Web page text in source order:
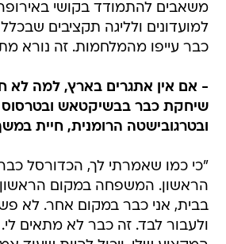
משאבים להתמודד בקושי
למועדונים ולליגה תקציבים
כבר עייפו מהמלחמות. זה נורא
- אם אין אתגרים בארץ, למה לא
שיחקת כבר בבשיקטאש ובטרסוס
ובטרגובישטה הרומנית, חיית
"כי כמו שאמרתי לך, הכדורסל
הראשון. המשפחה במקום
בבית, אני כבר במקום אחר. לא
ולעבור לבד. זה כבר לא מתאים